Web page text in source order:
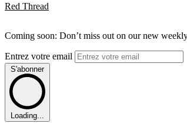
Red Thread
Coming soon: Don’t miss out on our new
Entrez votre email
S'abonner
Loading...